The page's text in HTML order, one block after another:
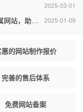
2025-03-01
2025-01-09
与企业腾飞
惠的网站制作报价
完善的售后体系
免费网站备案